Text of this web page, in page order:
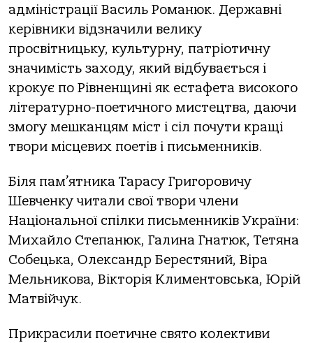
адміністрації Василь Романюк. Державні
керівники відзначили велику
просвітницьку, культурну, патріотичну
значимість заходу, який відбувається і
крокує по Рівненщині як естафета високого
літературно-поетичного мистецтва, даючи
змогу мешканцям міст і сіл почути кращі
твори місцевих поетів і письменників.
Біля пам’ятника Тарасу Григоровичу
Шевченку читали свої твори члени
Національної спілки письменників України:
Михайло Степанюк, Галина Гнатюк, Тетяна
Собецька, Олександр Берестяний, Віра
Мельникова, Вікторія Климентовська, Юрій
Матвійчук.
Прикрасили поетичне свято колективи